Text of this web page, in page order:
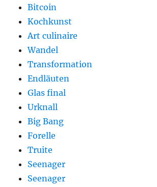
Bitcoin
Kochkunst
Art culinaire
Wandel
Transformation
Endläuten
Glas final
Urknall
Big Bang
Forelle
Truite
Seenager
Seenager